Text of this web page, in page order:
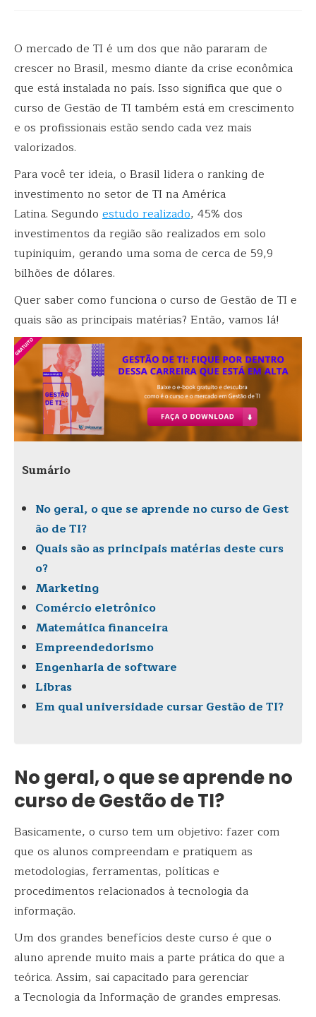
O mercado de TI é um dos que não pararam de
crescer no Brasil, mesmo diante da crise econômica
que está instalada no país. Isso significa que que o
curso de Gestão de TI também está em crescimento
e os profissionais estão sendo cada vez mais
valorizados.
Para você ter ideia, o Brasil lidera o ranking de
investimento no setor de TI na América
Latina. Segundo estudo realizado, 45% dos
investimentos da região são realizados em solo
tupiniquim, gerando uma soma de cerca de 59,9
bilhões de dólares.
Quer saber como funciona o curso de Gestão de TI e
quais são as principais matérias? Então, vamos lá!
Sumário
No geral, o que se aprende no curso de Gest
ão de TI?
Quais são as principais matérias deste curs
o?
Marketing
Comércio eletrônico
Matemática financeira
Empreendedorismo
Engenharia de software
Libras
Em qual universidade cursar Gestão de TI?
No geral, o que se aprende no
curso de Gestão de TI?
Basicamente, o curso tem um objetivo: fazer com
que os alunos compreendam e pratiquem as
metodologias, ferramentas, políticas e
procedimentos relacionados à tecnologia da
informação.
Um dos grandes benefícios deste curso é que o
aluno aprende muito mais a parte prática do que a
teórica. Assim, sai capacitado para gerenciar
a Tecnologia da Informação de grandes empresas.